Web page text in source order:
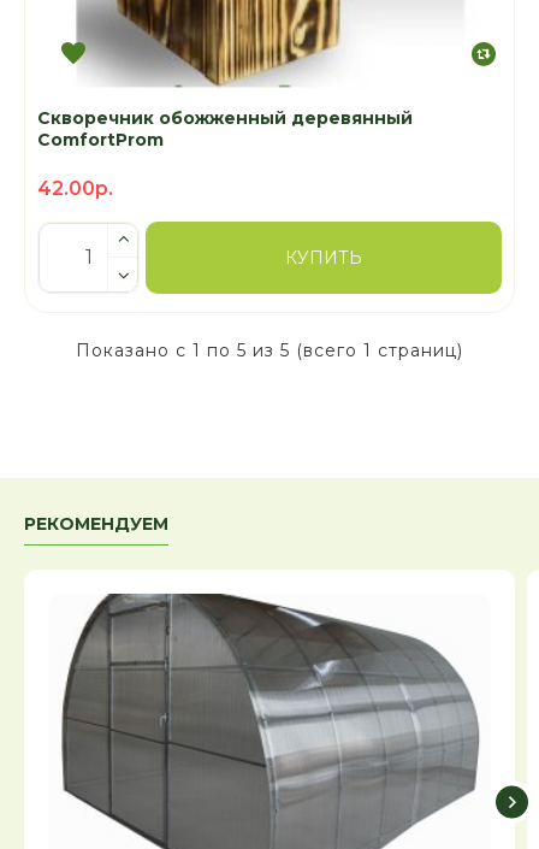
Скворечник обожженный деревянный
ComfortProm
42.00р.
КУПИТЬ
Показано с 1 по 5 из 5 (всего 1 страниц)
РЕКОМЕНДУЕМ